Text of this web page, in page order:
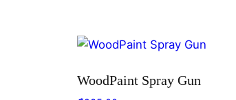
WoodPaint Spray Gun